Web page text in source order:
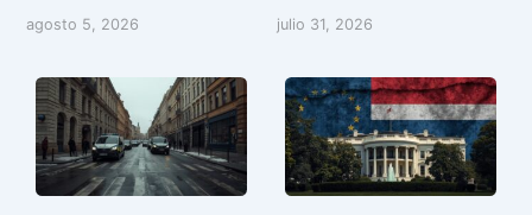
agosto 5, 2026 julio 31, 2026